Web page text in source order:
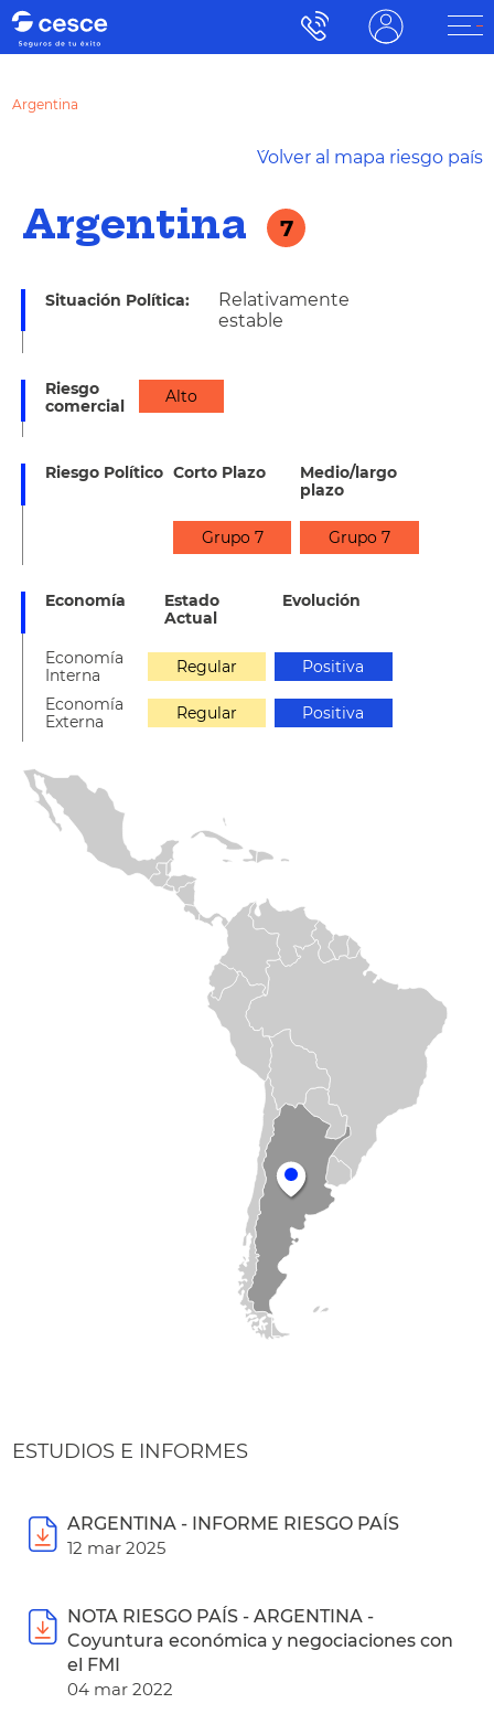
Argentina
´Volver al mapa riesgo país
Argentina 7
Situación Política:
Relativamente
estable
Riesgo
comercial
Alto
Riesgo Político Corto Plazo
Medio/largo
plazo
Grupo 7 Grupo 7
Economía
Estado
Actual
Evolución
Economía
Interna
Regular
Positiva
Economía
Externa
Regular Positiva
ESTUDIOS E INFORMES
ARGENTINA - INFORME RIESGO PAÍS
12 mar 2025
NOTA RIESGO PAÍS - ARGENTINA -
Coyuntura económica y negociaciones con
el FMI
04 mar 2022